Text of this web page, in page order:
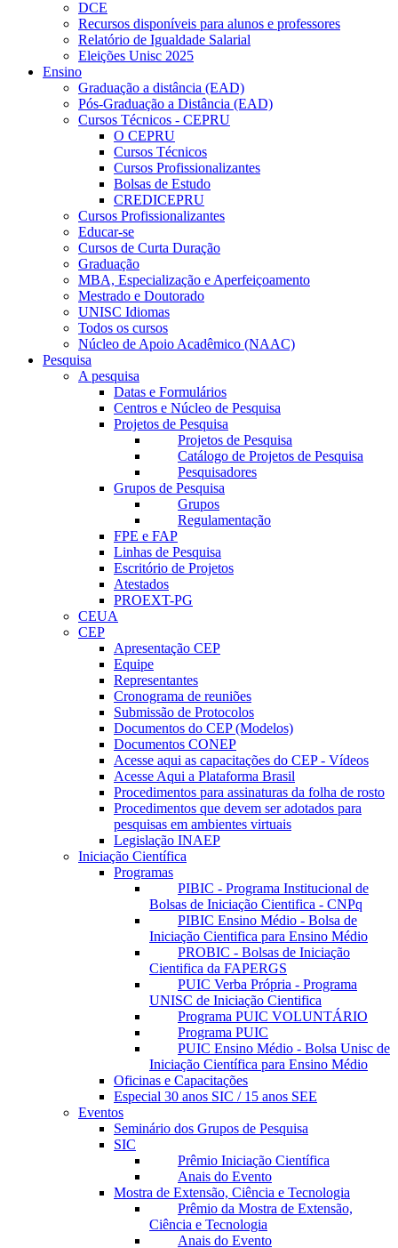
DCE
Recursos disponíveis para alunos e professores
Relatório de Igualdade Salarial
Eleições Unisc 2025
Ensino
Graduação a distância (EAD)
Pós-Graduação a Distância (EAD)
Cursos Técnicos - CEPRU
O CEPRU
Cursos Técnicos
Cursos Profissionalizantes
Bolsas de Estudo
CREDICEPRU
Cursos Profissionalizantes
Educar-se
Cursos de Curta Duração
Graduação
MBA, Especialização e Aperfeiçoamento
Mestrado e Doutorado
UNISC Idiomas
Todos os cursos
Núcleo de Apoio Acadêmico (NAAC)
Pesquisa
A pesquisa
Datas e Formulários
Centros e Núcleo de Pesquisa
Projetos de Pesquisa
Projetos de Pesquisa
Catálogo de Projetos de Pesquisa
Pesquisadores
Grupos de Pesquisa
Grupos
Regulamentação
FPE e FAP
Linhas de Pesquisa
Escritório de Projetos
Atestados
PROEXT-PG
CEUA
CEP
Apresentação CEP
Equipe
Representantes
Cronograma de reuniões
Submissão de Protocolos
Documentos do CEP (Modelos)
Documentos CONEP
Acesse aqui as capacitações do CEP - Vídeos
Acesse Aqui a Plataforma Brasil
Procedimentos para assinaturas da folha de rosto
Procedimentos que devem ser adotados para
pesquisas em ambientes virtuais
Legislação INAEP
Iniciação Científica
Programas
PIBIC - Programa Institucional de
Bolsas de Iniciação Cientifica - CNPq
PIBIC Ensino Médio - Bolsa de
Iniciação Cientifica para Ensino Médio
PROBIC - Bolsas de Iniciação
Cientifica da FAPERGS
PUIC Verba Própria - Programa
UNISC de Iniciação Cientifica
Programa PUIC VOLUNTÁRIO
Programa PUIC
PUIC Ensino Médio - Bolsa Unisc de
Iniciação Científica para Ensino Médio
Oficinas e Capacitações
Especial 30 anos SIC / 15 anos SEE
Eventos
Seminário dos Grupos de Pesquisa
SIC
Prêmio Iniciação Científica
Anais do Evento
Mostra de Extensão, Ciência e Tecnologia
Prêmio da Mostra de Extensão,
Ciência e Tecnologia
Anais do Evento